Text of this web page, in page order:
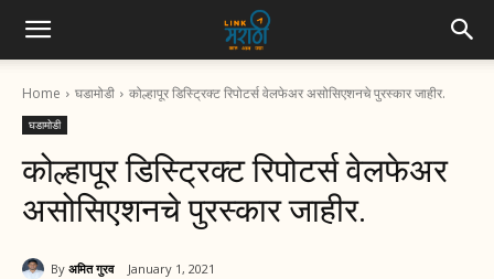
Home घडामोडी कोल्हापूर डिस्ट्रिक्ट रिपोटर्स वेलफेअर असोसिएशनचे पुरस्कार जाहीर.
घडामोडी
कोल्हापूर डिस्ट्रिक्ट रिपोटर्स वेलफेअर
असोसिएशनचे पुरस्कार जाहीर.
By अमित गुरव January 1, 2021